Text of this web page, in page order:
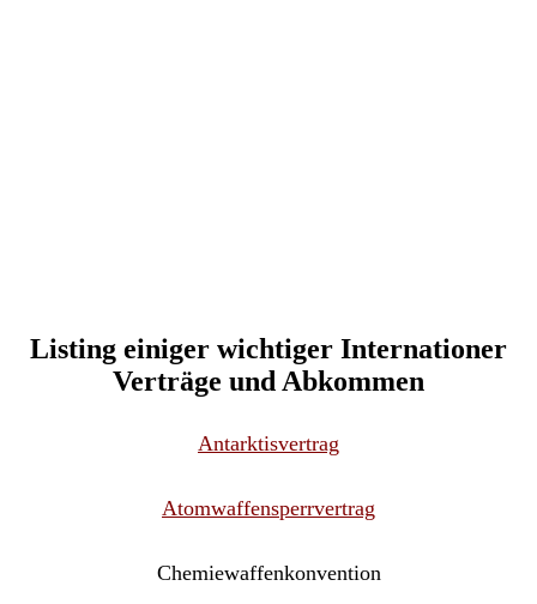
Listing einiger wichtiger Internationer
Verträge und Abkommen
Antarktisvertrag
Atomwaffensperrvertrag
Chemiewaffenkonvention